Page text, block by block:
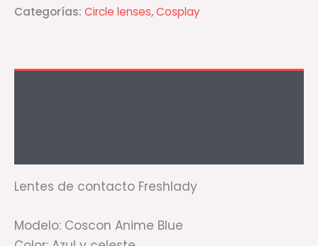
Categorías: Circle lenses,Cosplay
Lentes de contacto Freshlady
Modelo: Coscon Anime Blue